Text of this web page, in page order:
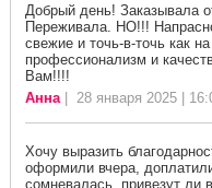
Добрый день! Заказывала
Переживала. НО!!!
свежие и точь-в-точь как
профессионализм и
Вам!!!!
Анна| 28 января 2025 |
Хочу выразить
оформили вчера,
сомневалась, привезут ли